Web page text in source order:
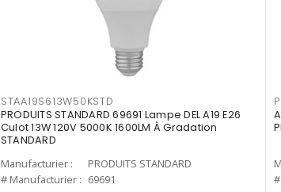
STAA19S613W50KSTD
PRODUITS STANDARD 69691 Lampe DEL A19 E26
Culot 13W 120V 5000K 1600LM À Gradation
STANDARD
Manufacturier :
PRODUITS STANDARD
# Manufacturier : 69691